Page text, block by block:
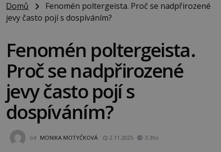
Domů
Fenomén poltergeista. Proč se nadpřirozené
jevy často pojí s dospíváním?
Fenomén poltergeista.
Proč se nadpřirozené
jevy často pojí s
dospíváním?
od MONIKA MOTYČKOVÁ 2.11.2025 3.3tis